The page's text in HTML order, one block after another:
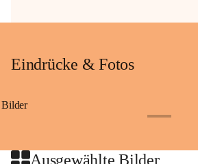
Eindrücke & Fotos
Bilder
Ausgewählte Bilder